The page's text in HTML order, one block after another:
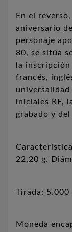
En el
aniversario
personaje
80, se sitúa
la
francés,
universalidad
iniciales RF,
grabado y
22,20 g.
Tirada: 5.000
Moneda